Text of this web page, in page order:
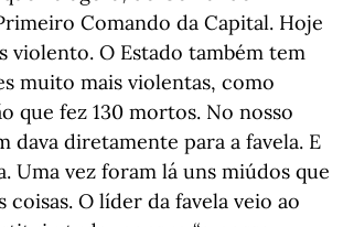
Comando da Capital. Hoje
violento. O Estado também tem
muito mais violentas, como
que fez 130 mortos. No nosso
dava diretamente para a favela. E
Uma vez foram lá uns miúdos que
coisas. O líder da favela veio ao